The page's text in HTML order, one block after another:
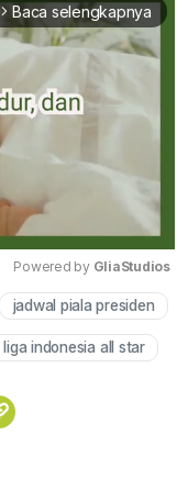
arrow_forward_ios Baca selengkapnya
Mute
Powered by GliaStudios
jadwal piala presiden
liga indonesia all star